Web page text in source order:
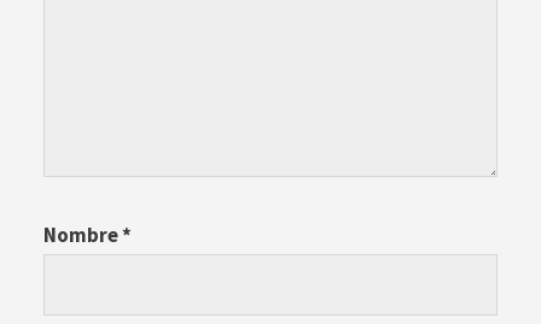
Nombre*